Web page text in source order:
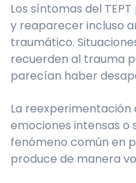
Los síntomas del
y reaparecer incluso
traumático.
recuerden al trauma
parecían haber
La reexperimentación
emociones intensas o
fenómeno común en
produce de manera